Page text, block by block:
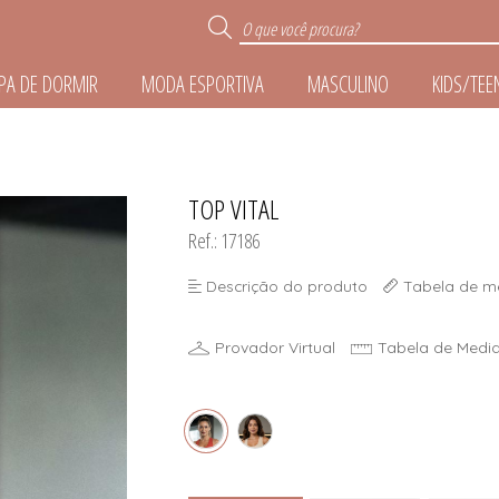
DE DORMIR MODA ESPORTIVA MASCULINO KIDS/
TOP VITAL
Ref.: 17186
Descrição do produto Tabela de
Provador Virtual Tabela de